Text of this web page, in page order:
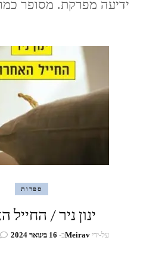
ידיעה מפרקת. מסופר
ספרות
ינון ניר / החייל
על-ידיMeiravב- 16 בינואר 2024